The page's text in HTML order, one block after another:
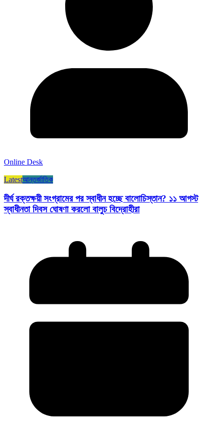
Online Desk
Latestআন্তর্জাতিক
দীর্ঘ রক্তক্ষয়ী সংগ্রামের পর স্বাধীন হচ্ছে বালোচিস্তান? ১১ আগস্ট
স্বাধীনতা দিবস ঘোষণা করলো বালুচ বিদ্রোহীরা